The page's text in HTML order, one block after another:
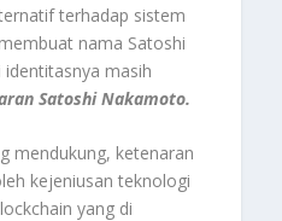
terhadap sistem
nama Satoshi
identitasnya masih
Satoshi Nakamoto.
mendukung, ketenaran
kejeniusan teknologi
yang di